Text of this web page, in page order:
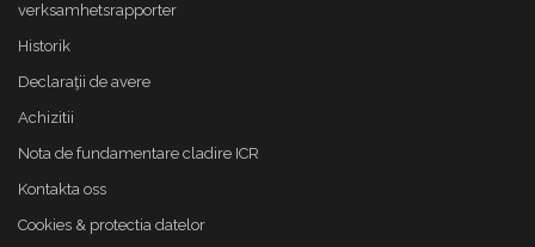
verksamhetsrapporter
Historik
Declaraţii de avere
Achizitii
Nota de fundamentare cladire ICR
Kontakta oss
Cookies & protectia datelor